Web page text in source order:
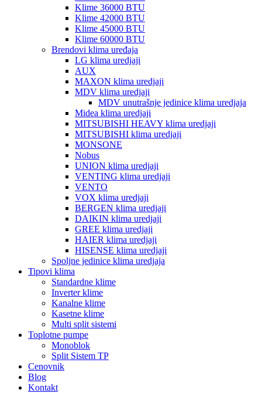
Klime 36000 BTU
Klime 42000 BTU
Klime 45000 BTU
Klime 60000 BTU
Brendovi klima uređaja
LG klima uredjaji
AUX
MAXON klima uredjaji
MDV klima uredjaji
MDV unutrašnje jedinice klima uredjaja
Midea klima uredjaji
MITSUBISHI HEAVY klima uredjaji
MITSUBISHI klima uredjaji
MONSONE
Nobus
UNION klima uredjaji
VENTING klima uredjaji
VENTO
VOX klima uredjaji
BERGEN klima uredjaji
DAIKIN klima uredjaji
GREE klima uredjaji
HAIER klima uredjaji
HISENSE klima uredjaji
Spoljne jedinice klima uredjaja
Tipovi klima
Standardne klime
Inverter klime
Kanalne klime
Kasetne klime
Multi split sistemi
Toplotne pumpe
Monoblok
Split Sistem TP
Cenovnik
Blog
Kontakt